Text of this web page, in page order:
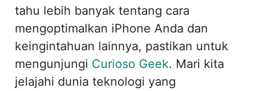
tahu lebih banyak tentang cara
mengoptimalkan iPhone Anda dan
keingintahuan lainnya, pastikan untuk
mengunjungi Curioso Geek. Mari kita
jelajahi dunia teknologi yang